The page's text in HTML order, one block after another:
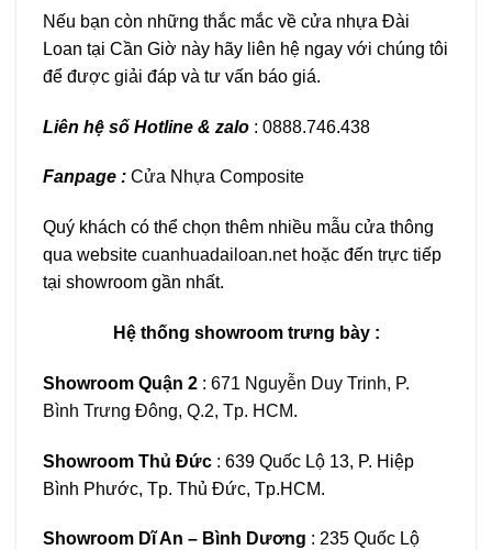
Nếu bạn còn những thắc mắc về cửa nhựa Đài
Loan tại Cần Giờ này hãy liên hệ ngay với chúng tôi
để được giải đáp và tư vấn báo giá.
Liên hệ số Hotline & zalo : 0888.746.438
Fanpage : Cửa Nhựa Composite
Quý khách có thể chọn thêm nhiều mẫu cửa thông
qua website cuanhuadailoan.nethoặc đến trực tiếp
tại showroom gần nhất.
Hệ thống showroom trưng bày :
Showroom Quận 2 : 671 Nguyễn Duy Trinh, P.
Bình Trưng Đông, Q.2, Tp. HCM.
Showroom Thủ Đức : 639 Quốc Lộ 13, P. Hiệp
Bình Phước, Tp. Thủ Đức, Tp.HCM.
Showroom Dĩ An – Bình Dương : 235 Quốc Lộ